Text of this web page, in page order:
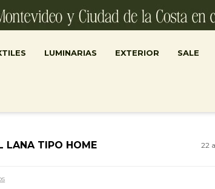
LUMINARIAS EXTERIOR SALE
LANA TIPO HOME 22